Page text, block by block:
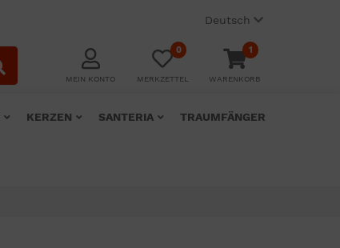
Deutsch
MEIN KONTO
0
MERKZETTEL
1
WARENKORB
KERZEN SANTERIA TRAUMFÄNGER